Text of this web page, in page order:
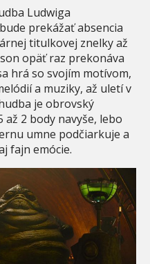
Ludwiga
prekážať absencia
titulkovej znelky až
opäť raz prekonáva
hrá so svojím motívom,
a muziky, až uletí v
je obrovský
2 body navyše, lebo
umne podčiarkuje a
fajn emócie.